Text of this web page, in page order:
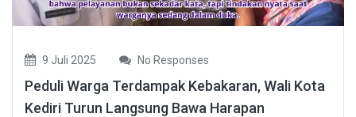
9 Juli 2025 No Responses
Peduli Warga Terdampak Kebakaran, Wali Kota
Kediri Turun Langsung Bawa Harapan